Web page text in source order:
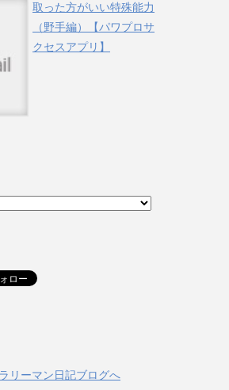
取った方がいい特殊能力
（野手編）【パワプロサ
クセスアプリ】